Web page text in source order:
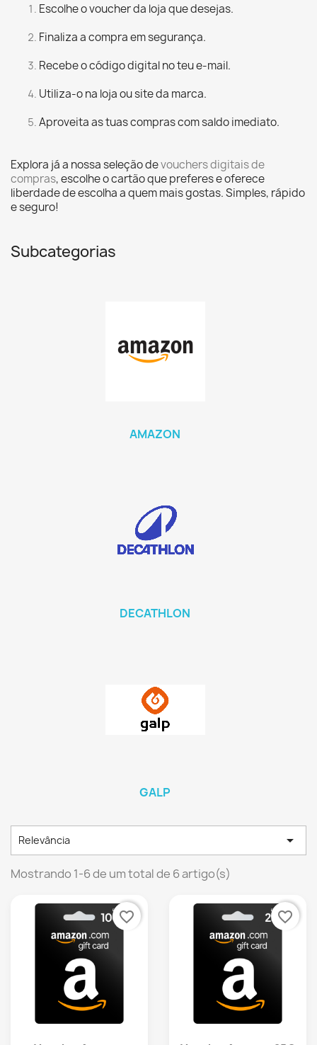
Escolhe o voucher da loja que desejas.
Finaliza a compra em segurança.
Recebe o código digital no teu e-mail.
Utiliza-o na loja ou site da marca.
Aproveita as tuas compras com saldo imediato.
Explora já a nossa seleção devouchers digitais de
compras, escolhe o cartão que preferes e oferece
liberdade de escolha a quem mais gostas. Simples, rápido
e seguro!
Subcategorias
AMAZON
DECATHLON
GALP
Relevância 
Mostrando 1-6 de um total de 6 artigo(s)
favorite_border favorite_border